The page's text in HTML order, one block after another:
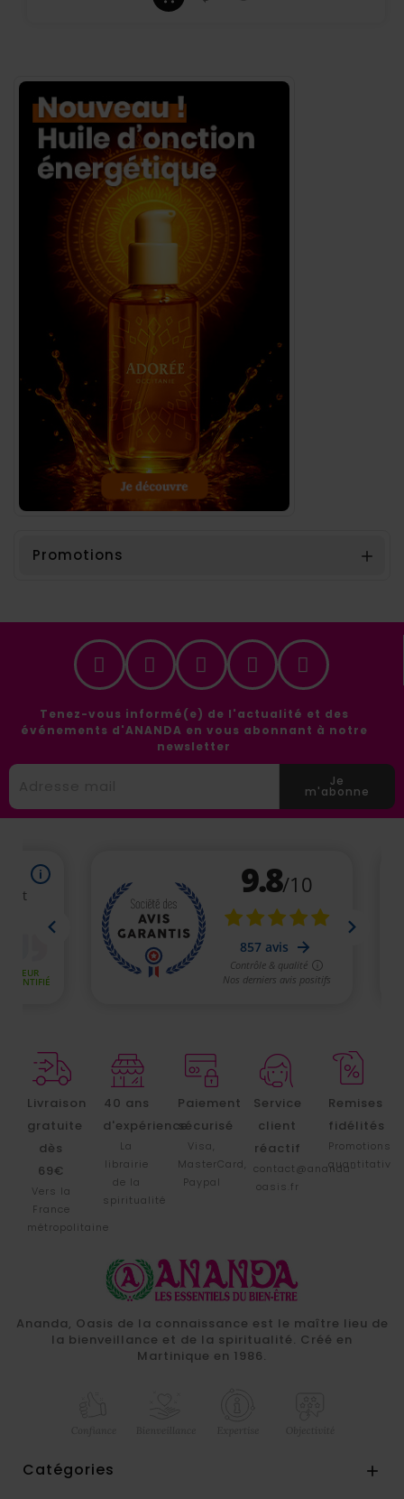
Promotions 
Tenez-vous informé(e) de l'actualité et des
événements d'ANANDA en vous abonnant à notre
newsletter
Je
m'abonne
Livraison
gratuite
dès
69€
Vers la
France
métropolitaine
40 ans
d'expérience
La
librairie
de la
spiritualité
Paiement
sécurisé
Visa,
MasterCard,
Paypal
Service
client
réactif
contact@ananda-
oasis.fr
Remises
fidélités
Promotions
Ananda, Oasis de la connaissance est le maître lieu de
la bienveillance et de la spiritualité. Créé en
Martinique en 1986.
Catégories 